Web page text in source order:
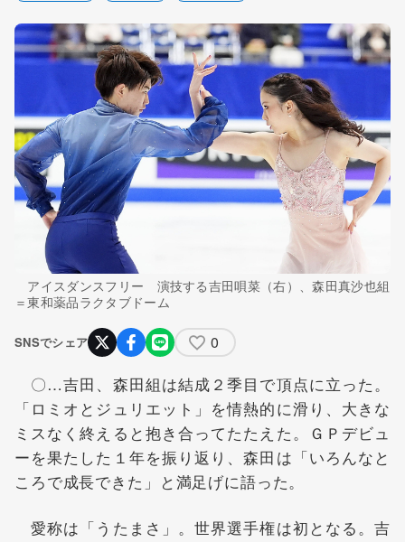
アイスダンスフリー 演技する吉田唄菜（右）、森田真沙也組
＝東和薬品ラクタブドーム
SNSでシェア 0
〇…吉田、森田組は結成２季目で頂点に立った。
「ロミオとジュリエット」を情熱的に滑り、大きな
ミスなく終えると抱き合ってたたえた。ＧＰデビュ
ーを果たした１年を振り返り、森田は「いろんなと
ころで成長できた」と満足げに語った。
愛称は「うたまさ」。世界選手権は初となる。吉